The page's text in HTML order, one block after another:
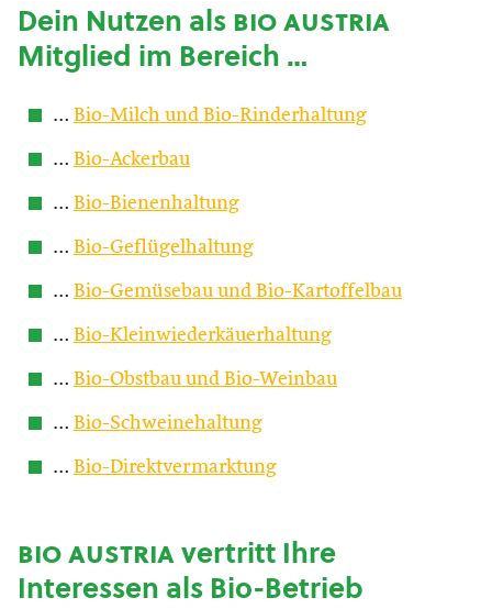
Dein Nutzen alsbio austria
Mitglied im Bereich …
… Bio-Milch und Bio-Rinderhaltung
… Bio-Ackerbau
… Bio-Bienenhaltung
… Bio-Geflügelhaltung
… Bio-Gemüsebau und Bio-Kartoffelbau
… Bio-Kleinwiederkäuerhaltung
… Bio-Obstbau und Bio-Weinbau
… Bio-Schweinehaltung
… Bio-Direktvermarktung
bio austriavertritt Ihre
Interessen als Bio-Betrieb